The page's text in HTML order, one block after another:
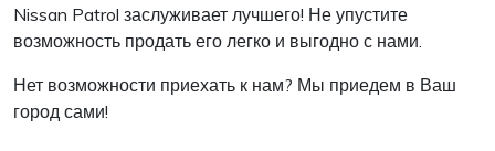
Nissan Patrol заслуживает лучшего! Не упустите
возможность продать его легко и выгодно с нами.
Нет возможности приехать к нам? Мы приедем в Ваш
город сами!